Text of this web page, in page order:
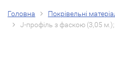
Головна Покрівельні
J-профіль з фаскою (3,05 м.);